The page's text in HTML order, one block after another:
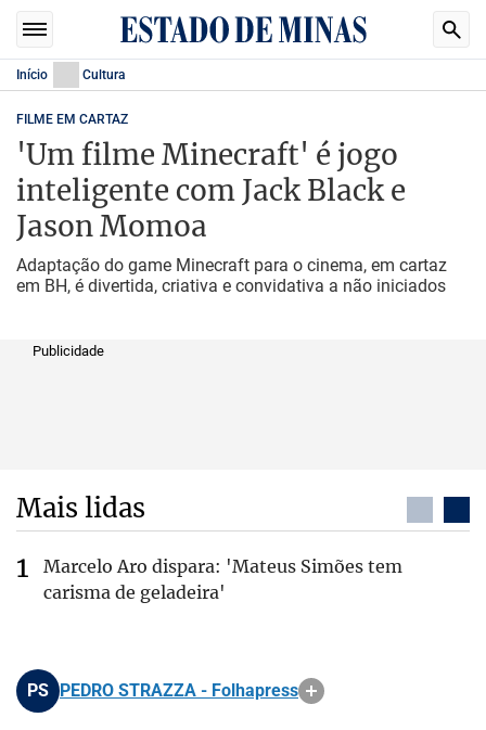
Início Cultura
FILME EM CARTAZ
'Um filme Minecraft' é jogo
inteligente com Jack Black e
Jason Momoa
Adaptação do game Minecraft para o cinema, em cartaz
em BH, é divertida, criativa e convidativa a não iniciados
Publicidade
Mais lidas
Marcelo Aro dispara: 'Mateus Simões tem
carisma de geladeira'
PS PEDRO STRAZZA - Folhapress